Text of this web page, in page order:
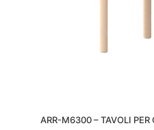
ARR-M6300 – TAVOLI PER